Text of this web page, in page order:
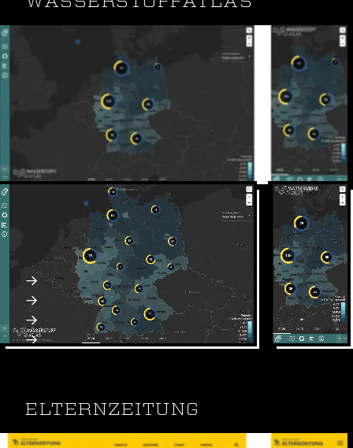
WASSERSTOFFATLAS
Der Wasserstoffatlas für Deutschland, im Auftrag
der OTH Regensburg, gefördert durch das
Bundesministerium für Bildung und Forschung.
Svelte Single Page Application (SPA)
Mapbox GL API
Webdesign & Interaction Design
Webseite: wasserstoffatlas.de
ELTERNZEITUNG